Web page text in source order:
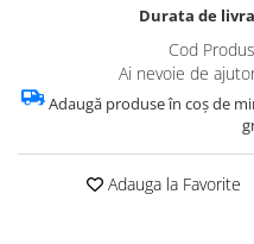
Durata de
Cod
Ai nevoie de
Adaugă produse în coș de
Adauga la Favorite